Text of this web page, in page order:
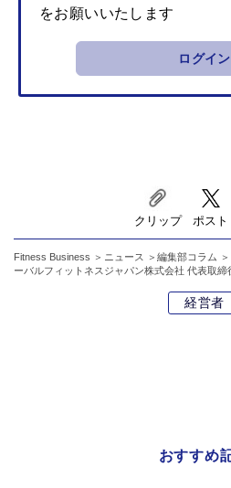
をお願いいたします
ログイン
クリップ ポスト
Fitness Business ニュース 編集部コラム
ーバルフィットネスジャパン株式会社 代表取締
経営者
おすすめ